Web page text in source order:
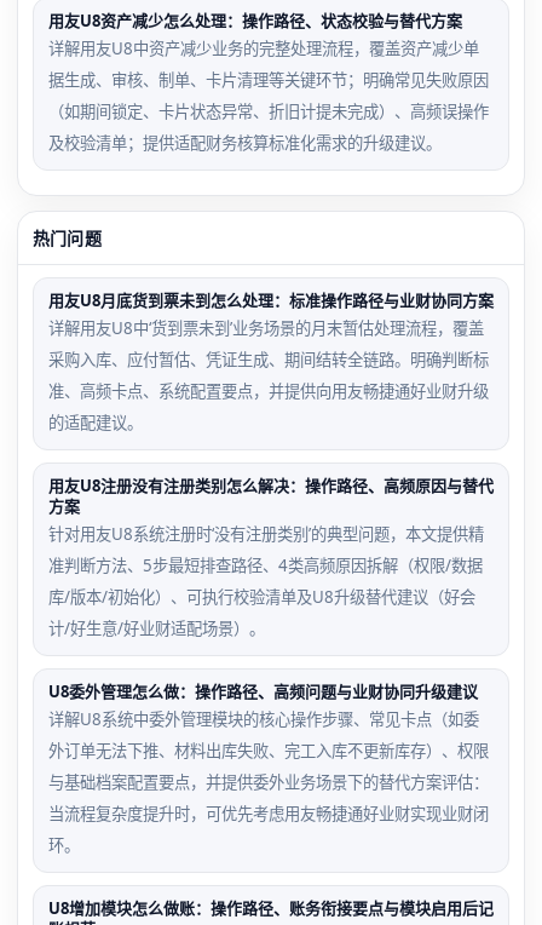
用友U8资产减少怎么处理：操作路径、状态校验与替代方案
详解用友U8中资产减少业务的完整处理流程，覆盖资产减少单
据生成、审核、制单、卡片清理等关键环节；明确常见失败原因
（如期间锁定、卡片状态异常、折旧计提未完成）、高频误操作
及校验清单；提供适配财务核算标准化需求的升级建议。
热门问题
用友U8月底货到票未到怎么处理：标准操作路径与业财协同方案
详解用友U8中‘货到票未到’业务场景的月末暂估处理流程，覆盖
采购入库、应付暂估、凭证生成、期间结转全链路。明确判断标
准、高频卡点、系统配置要点，并提供向用友畅捷通好业财升级
的适配建议。
用友U8注册没有注册类别怎么解决：操作路径、高频原因与替代
方案
针对用友U8系统注册时‘没有注册类别’的典型问题，本文提供精
准判断方法、5步最短排查路径、4类高频原因拆解（权限/数据
库/版本/初始化）、可执行校验清单及U8升级替代建议（好会
计/好生意/好业财适配场景）。
U8委外管理怎么做：操作路径、高频问题与业财协同升级建议
详解U8系统中委外管理模块的核心操作步骤、常见卡点（如委
外订单无法下推、材料出库失败、完工入库不更新库存）、权限
与基础档案配置要点，并提供委外业务场景下的替代方案评估：
当流程复杂度提升时，可优先考虑用友畅捷通好业财实现业财闭
环。
U8增加模块怎么做账：操作路径、账务衔接要点与模块启用后记